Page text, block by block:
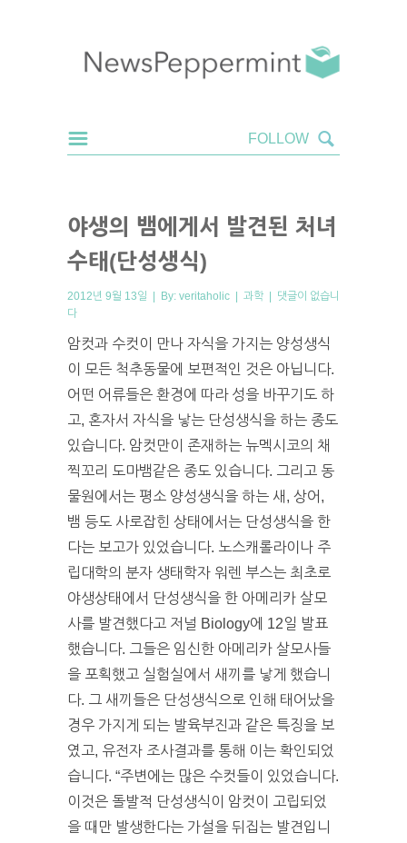
야생의 뱀에게서 발견된 처녀
수태(단성생식)
2012년 9월 13일 | By: veritaholic | 과학 | 댓글이 없습니
다
암컷과 수컷이 만나 자식을 가지는 양성생식
이 모든 척추동물에 보편적인 것은 아닙니다.
어떤 어류들은 환경에 따라 성을 바꾸기도 하
고, 혼자서 자식을 낳는 단성생식을 하는 종도
있습니다. 암컷만이 존재하는 뉴멕시코의 채
찍꼬리 도마뱀같은 종도 있습니다. 그리고 동
물원에서는 평소 양성생식을 하는 새, 상어,
뱀 등도 사로잡힌 상태에서는 단성생식을 한
다는 보고가 있었습니다. 노스캐롤라이나 주
립대학의 분자 생태학자 워렌 부스는 최초로
야생상태에서 단성생식을 한 아메리카 살모
사를 발견했다고 저널 Biology에 12일 발표
했습니다. 그들은 임신한 아메리카 살모사들
을 포획했고 실험실에서 새끼를 낳게 했습니
다. 그 새끼들은 단성생식으로 인해 태어났을
경우 가지게 되는 발육부진과 같은 특징을 보
였고, 유전자 조사결과를 통해 이는 확인되었
습니다. “주변에는 많은 수컷들이 있었습니다.
이것은 돌발적 단성생식이 암컷이 고립되었
을 때만 발생한다는 가설을 뒤집는 발견입니